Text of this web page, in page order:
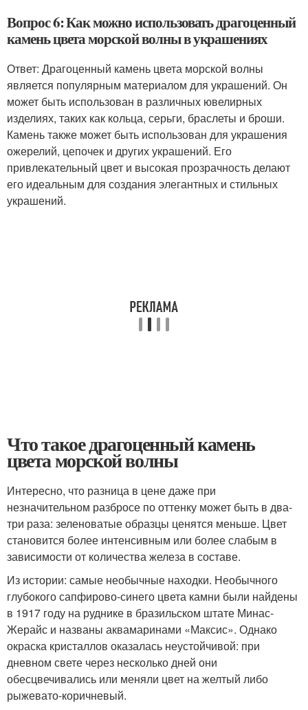
Вопрос 6: Как можно использовать драгоценный
камень цвета морской волны в украшениях
Ответ: Драгоценный камень цвета морской волны
является популярным материалом для украшений. Он
может быть использован в различных ювелирных
изделиях, таких как кольца, серьги, браслеты и броши.
Камень также может быть использован для украшения
ожерелий, цепочек и других украшений. Его
привлекательный цвет и высокая прозрачность делают
его идеальным для создания элегантных и стильных
украшений.
Что такое драгоценный камень
цвета морской волны
Интересно, что разница в цене даже при
незначительном разбросе по оттенку может быть в два-
три раза: зеленоватые образцы ценятся меньше. Цвет
становится более интенсивным или более слабым в
зависимости от количества железа в составе.
Из истории: самые необычные находки. Необычного
глубокого сапфирово-синего цвета камни были найдены
в 1917 году на руднике в бразильском штате Минас-
Жерайс и названы аквамаринами «Максис». Однако
окраска кристаллов оказалась неустойчивой: при
дневном свете через несколько дней они
обесцвечивались или меняли цвет на желтый либо
рыжевато-коричневый.